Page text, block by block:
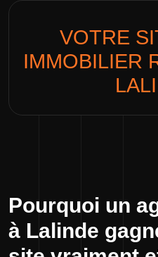
VOTRE
IMMOBILIER
Pourquoi un
à Lalinde